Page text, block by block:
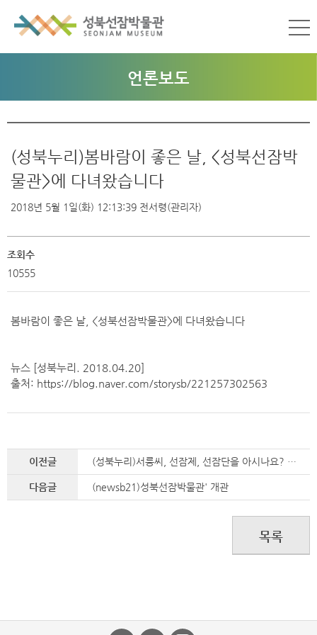
언론보도
(성북누리)봄바람이 좋은 날, <성북선잠박
물관>에 다녀왔습니다
2018년 5월 1일(화) 12:13:39 전서령(관리자)
조회수
10555
봄바람이 좋은 날, <성북선잠박물관>에 다녀왔습니다
뉴스 [성북누리. 2018.04.20]
출처: https://blog.naver.com/storysb/221257302563
이전글 (성북누리)서릉씨, 선잠제, 선잠단을 아시나요? 궁굼하다면 <성북선잠박물관>으로 놀러오세요
다음글 (newsb21)성북선잠박물관' 개관
목록